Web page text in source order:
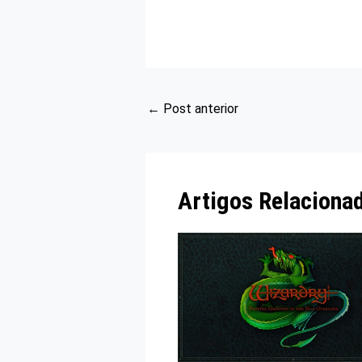
← Post anterior
Artigos